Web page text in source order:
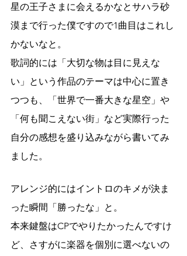
星の王子さまに会えるかなとサハラ砂
漠まで行った僕ですので1曲目はこれし
かないなと。
歌詞的には「大切な物は目に見えな
い」という作品のテーマは中心に置き
つつも、「世界で一番大きな星空」や
「何も聞こえない街」など実際行った
自分の感想を盛り込みながら書いてみ
ました。
アレンジ的にはイントロのキメが決ま
った瞬間「勝ったな」と。
本来鍵盤はCPでやりたかったんですけ
ど、さすがに楽器を個別に選べないの